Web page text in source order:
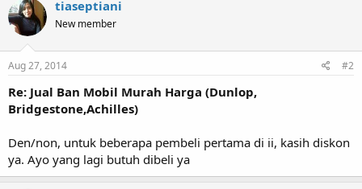
tiaseptiani
New member
Aug 27, 2014 #2
Re: Jual Ban Mobil Murah Harga (Dunlop,
Bridgestone,Achilles)
Den/non, untuk beberapa pembeli pertama di ii, kasih diskon
ya. Ayo yang lagi butuh dibeli ya